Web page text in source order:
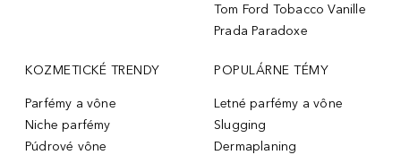
Tom Ford Tobacco Vanille
Prada Paradoxe
KOZMETICKÉ TRENDY
Parfémy a vône
Niche parfémy
Púdrové vône
POPULÁRNE TÉMY
Letné parfémy a vône
Slugging
Dermaplaning